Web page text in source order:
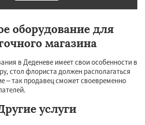
оборудование для
магазина
в Деденеве имеет свои особенности в
стол флориста должен располагаться
– так продавец сможет своевременно
услуги